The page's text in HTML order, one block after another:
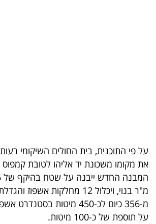
UNDER
40
שיתופי
על פי התוכנית, בית החולים השיקומי
את מקומו משכונת יד אליהו לטובת
המבנה החדש ייבנה על שטח בהיקף של 16
מ"ר בנוי, ויכלול 12 מחלקות
מ-356 כיום לכ-450 מיטות
על תוספת של כ-100 מיטות.